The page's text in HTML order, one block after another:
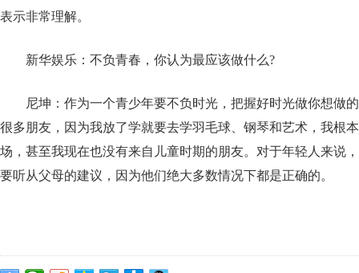
表示非常理解。
新华娱乐：不负青春，你认为最应该做什么?
尼坤：作为一个青少年要不负时光，把握好时光做你想做
很多朋友，因为我放了学就要去学羽毛球、钢琴和艺术，我根
场，甚至我现在也没有来自儿童时期的朋友。对于年轻人来说
要听从父母的建议，因为他们绝大多数情况下都是正确的。